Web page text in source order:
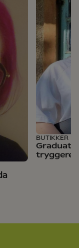
tryggere
BUTIKKER